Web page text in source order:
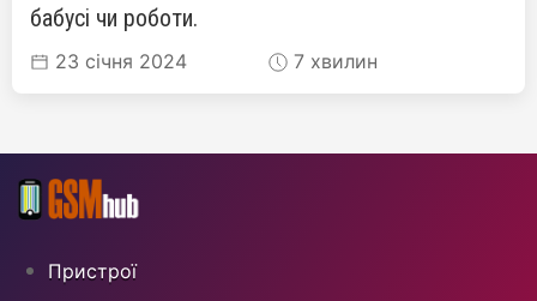
бабусі чи роботи.
23 січня 2024 7 хвилин
Пристрої